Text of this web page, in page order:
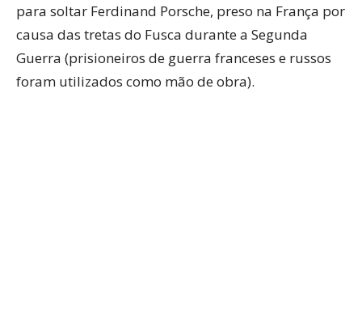
para soltar Ferdinand Porsche, preso na França por
causa das tretas do Fusca durante a Segunda
Guerra (prisioneiros de guerra franceses e russos
foram utilizados como mão de obra).